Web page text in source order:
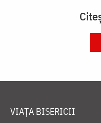
VIAȚA BISERICII